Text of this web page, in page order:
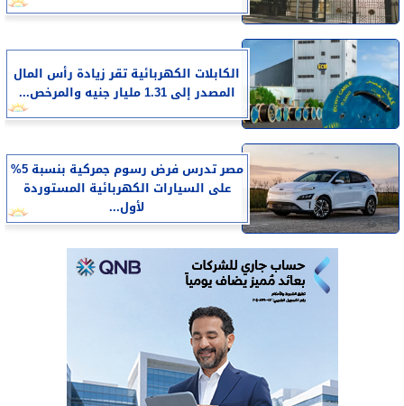
الكابلات الكهربائية تقر زيادة رأس المال
المصدر إلى 1.31 مليار جنيه والمرخص...
مصر تدرس فرض رسوم جمركية بنسبة 5%
على السيارات الكهربائية المستوردة
لأول...